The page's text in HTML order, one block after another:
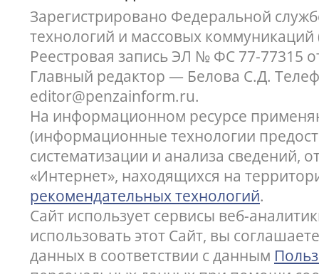
Зарегистрировано Федеральной
технологий и массовых коммуникаций
Реестровая запись ЭЛ № ФС 77-77315
Главный редактор — Белова С.Д.
editor@penzainform.ru.
На информационном ресурсе
(информационные технологии
систематизации и анализа сведений,
«Интернет», находящихся на
рекомендательных технологий.
Сайт использует сервисы веб-
использовать этот Сайт, вы
данных в соответствии с данным